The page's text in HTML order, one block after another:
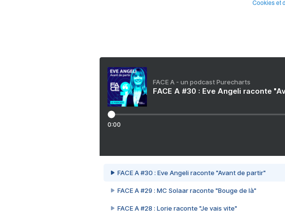
Cookies et
FACE A - un podcast Purecharts
FACE A #30 : Eve Angeli raconte
0:00
FACE A #30 : Eve Angeli raconte "Avant de partir"
FACE A #29 : MC Solaar raconte "Bouge de là"
FACE A #28 : Lorie raconte "Je vais vite"